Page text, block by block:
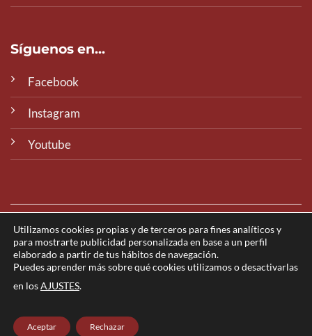
Síguenos en...
Facebook
Instagram
Youtube
© 2026 Emerita Lvdica
AVISO LEGAL
Utilizamos cookies propias y de terceros para fines analíticos y
para mostrarte publicidad personalizada en base a un perfil
elaborado a partir de tus hábitos de navegación.
Puedes aprender más sobre qué cookies utilizamos o desactivarlas
en losAJUSTES.
Aceptar Rechazar